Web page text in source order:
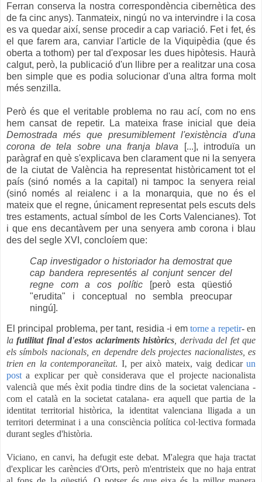
Ferran conserva la nostra correspondència cibernètica des
de fa cinc anys). Tanmateix, ningú no va intervindre i la cosa
es va quedar així, sense procedir a cap variació. Fet i fet, és
el que farem ara, canviar l'article de la Viquipèdia (que és
oberta a tothom) per tal d'exposar les dues hipòtesis. Haurà
calgut, però, la publicació d'un llibre per a realitzar una cosa
ben simple que es podia solucionar d'una altra forma molt
més senzilla.
Però és que el veritable problema no rau ací, com no ens
hem cansat de repetir. La mateixa frase inicial que deia
Demostrada més que presumiblement l'existència d'una
corona de tela sobre una franja blava [...], introduïa un
paràgraf en què s'explicava ben clarament que ni la senyera
de la ciutat de València ha representat històricament tot el
país (sinó només a la capital) ni tampoc la senyera reial
(sinó només al reialenc i a la monarquia, que no és el
mateix que el regne, únicament representat pels escuts dels
tres estaments, actual símbol de les Corts Valencianes). Tot
i que ens decantàvem per una senyera amb corona i blau
des del segle XVI, concloíem que:
Cap investigador o historiador ha demostrat que
cap bandera representés al conjunt sencer del
regne com a cos polític [però esta qüestió
"erudita" i conceptual no sembla preocupar
ningú].
El principal problema, per tant, residia -i em torne a repetir- en
lafutilitat final d'estos aclariments històrics, derivada del fet que
els símbols nacionals, en dependre dels projectes nacionalistes, es
trien en la contemporaneïtat. I, per això mateix, vaig dedicarun
posta explicar per què considerava que el projecte nacionalista
valencià que més èxit podia tindre dins de la societat valenciana -
com el català en la societat catalana- era aquell que partia de la
identitat territorial històrica, la identitat valenciana lligada a un
territori determinat i a una consciència política col·lectiva formada
durant segles d'història.
Viciano, en canvi, ha defugit este debat. M'alegra que haja tractat
d'explicar les carències d'Orts, però m'entristeix que no haja entrat